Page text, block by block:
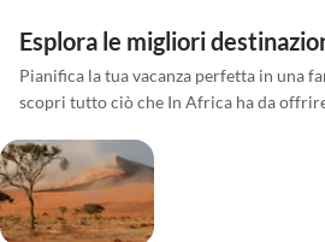
Esplora le migliori
Pianifica la tua vacanza perfetta in una
scopri tutto ciò che In Africa ha da